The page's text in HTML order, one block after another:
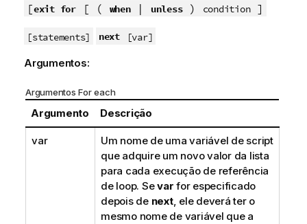
[exit for[ ( when| unless) condition]
[statements] next [var]
Argumentos:
Argumentos For each
Argumento Descrição
var
Um nome de uma variável de script
que adquire um novo valor da lista
para cada execução de referência
de loop. Sevar for especificado
depois de next, ele deverá ter o
mesmo nome de variável que a